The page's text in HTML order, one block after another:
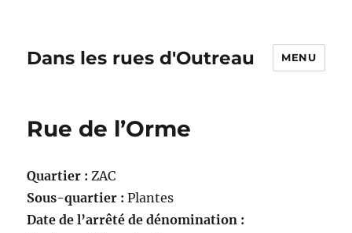
Dans les rues d'Outreau MENU
Rue de l’Orme
Quartier : ZAC
Sous-quartier : Plantes
Date de l’arrêté de dénomination :